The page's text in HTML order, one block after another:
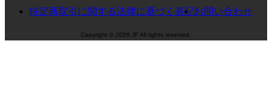
特定商取引に関する法律に基づく表記お問い合わせ
Copyright © 2026 JF All rights reserved.